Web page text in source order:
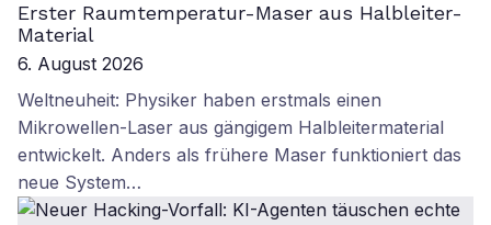
Erster Raumtemperatur-Maser aus Halbleiter-
Material
6. August 2026
Weltneuheit: Physiker haben erstmals einen
Mikrowellen-Laser aus gängigem Halbleitermaterial
entwickelt. Anders als frühere Maser funktioniert das
neue System…